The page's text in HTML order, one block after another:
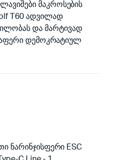
მაკროსების
T60 ადვილად
და მარტივად
დემოკრატიულ
ნარინჯისფერი ESC